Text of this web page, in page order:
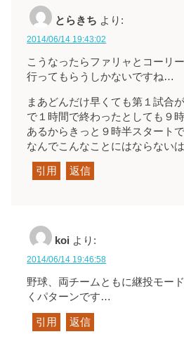
とらきち より:
2014/06/14 19:43:02
こうなったらファリャとコーリ
行ってもらうしかないですね…
まあどんだけ早くても第１試合
で１時間で終わったとしても９
あるからきっと９時半スタート
なんでこんなことにはならない
引用 返信
koi より:
2014/06/14 19:46:58
野球、両チームともに継投モー
くパターンです…
引用 返信